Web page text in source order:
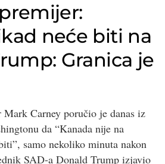
neće biti na
Granica je
Carney poručio je danas iz
da “Kanada nije na
samo nekoliko minuta nakon
SAD-a Donald Trump izjavio